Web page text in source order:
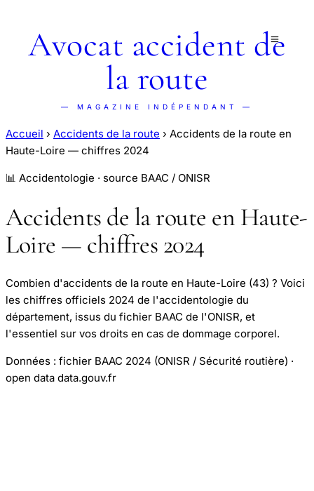
Avocat accident de
la route
— MAGAZINE INDÉPENDANT —
Accueil › Accidents de la route › Accidents de la route en
Haute-Loire — chiffres 2024
📊 Accidentologie · source BAAC / ONISR
Accidents de la route en Haute-
Loire — chiffres 2024
Combien d'accidents de la route en Haute-Loire (43) ? Voici
les chiffres officiels 2024 de l'accidentologie du
département, issus du fichier BAAC de l'ONISR, et
l'essentiel sur vos droits en cas de dommage corporel.
Données : fichier BAAC 2024 (ONISR / Sécurité routière) ·
open data data.gouv.fr